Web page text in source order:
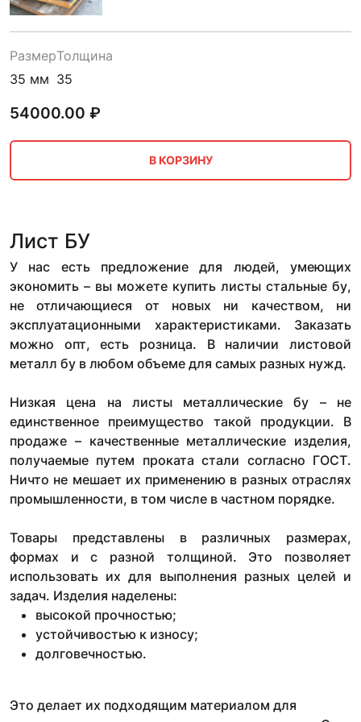
Размер
35 мм
Толщина
35
54000.00 ₽
В КОРЗИНУ
Лист БУ
У нас есть предложение для людей, умеющих
экономить – вы можете купить листы стальные бу,
не отличающиеся от новых ни качеством, ни
эксплуатационными характеристиками. Заказать
можно опт, есть розница. В наличии листовой
металл бу в любом объеме для самых разных нужд.
Низкая цена на листы металлические бу – не
единственное преимущество такой продукции. В
продаже – качественные металлические изделия,
получаемые путем проката стали согласно ГОСТ.
Ничто не мешает их применению в разных отраслях
промышленности, в том числе в частном порядке.
Товары представлены в различных размерах,
формах и с разной толщиной. Это позволяет
использовать их для выполнения разных целей и
задач. Изделия наделены:
высокой прочностью;
устойчивостью к износу;
долговечностью.
Это делает их подходящим материалом для